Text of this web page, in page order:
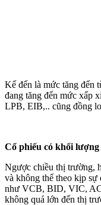
Kế đến là mức tăng đến
đang tăng đến mức xấp
LPB, EIB,.. cũng đồng
Cổ phiếu có khối
Ngược chiều thị trường,
và không thể theo kịp
như VCB, BID, VIC,
không quá lớn đến thị